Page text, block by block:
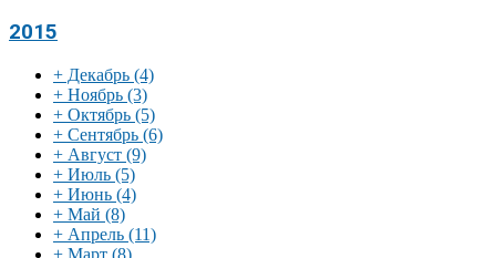
2015
+ Декабрь (4)
+ Ноябрь (3)
+ Октябрь (5)
+ Сентябрь (6)
+ Август (9)
+ Июль (5)
+ Июнь (4)
+ Май (8)
+ Апрель (11)
+ Март (8)